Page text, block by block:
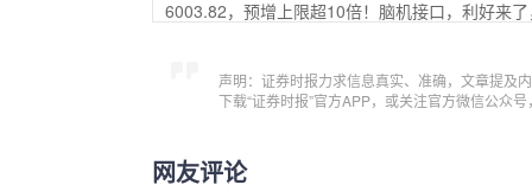
6003.82，预增上限超10倍！脑机接口，利好来
声明：证券时报力求信息真实、准确，文章提及
下载“证券时报”官方APP，或关注官方微信公众
网友评论